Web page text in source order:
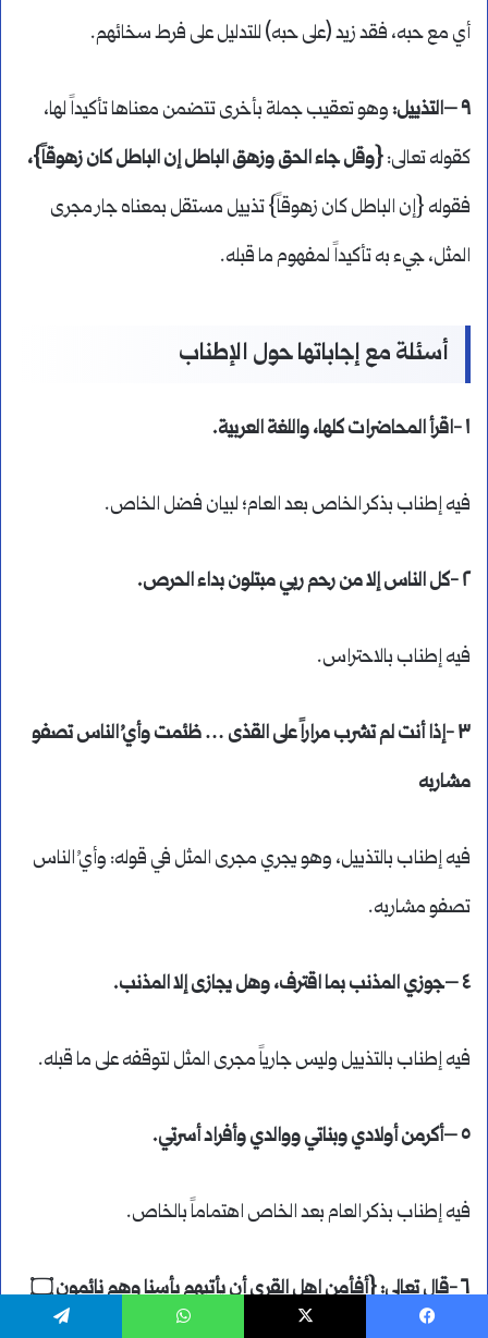
أي مع حبه، فقد زيد (على حبه) للتدليل على فرط سخائهم.
٩ –التذييل:
وهو تعقيب جملة بأخرى تتضمن معناها تأكيداً لها،
كقوله تعالى:{وقل جاء الحق وزهق الباطل إن الباطل كان زهوقاً}،
فقوله {إن الباطل كان زهوقاً} تذييل مستقل بمعناه جار مجرى
المثل، جيء به تأكيداً لمفهوم ما قبله.
أسئلة مع إجاباتها حول الإطناب
١ -اقرأ المحاضرات كلها، واللغة العربية.
فيه إطناب بذكر الخاص بعد العام؛ لبيان فضل الخاص.
٢ -كل الناس إلا من رحم ربي مبتلون بداء الحرص.
فيه إطناب بالاحتراس.
٣ -إذا أنت لم تشرب مراراً على القذى … ظئمت وأيُ الناس تصفو
مشاربه
فيه إطناب بالتذييل، وهو يجري مجرى المثل في قوله: وأيُ الناس
تصفو مشاربه.
٤ –جوزي المذنب بما اقترف، وهل يجازى إلا المذنب.
فيه إطناب بالتذييل وليس جارياً مجرى المثل لتوقفه على ما قبله.
٥ –أكرمن أولادي وبناتي ووالدي وأفراد أسرتي.
فيه إطناب بذكر العام بعد الخاص اهتماماً بالخاص.
٦ -قال تعالى: {أفأمن اهل القرى أن يأتيهم بأسنا وهم نائمون ۝